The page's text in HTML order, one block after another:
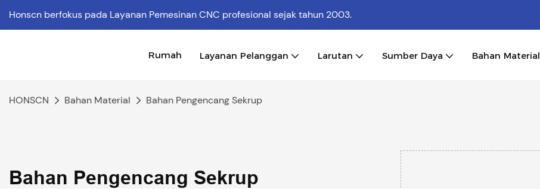
Honscn berfokus pada Layanan Pemesinan CNC profesional sejak tahun 2003.
Rumah Layanan Pelanggan Larutan Sumber Daya Bahan Material
HONSCN Bahan Material Bahan Pengencang Sekrup
Bahan Pengencang Sekrup